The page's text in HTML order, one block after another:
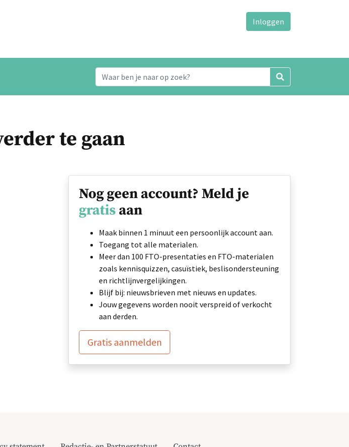
Inloggen
te gaan
Nog geen account? Meld je
gratis aan
Maak binnen 1 minuut een persoonlijk account aan.
Toegang tot alle materialen.
Meer dan 100 FTO-presentaties en FTO-materialen
zoals kennisquizzen, casuïstiek, beslisondersteuning
en richtlijnvergelijkingen.
Blijf bij: nieuwsbrieven met nieuws en updates.
Jouw gegevens worden nooit verspreid of verkocht
aan derden.
Gratis aanmelden